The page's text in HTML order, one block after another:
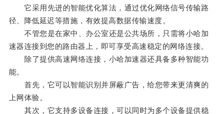
它采用先进的智能优化算法，通过优化网络信号传输路
径、降低延迟等措施，有效提高数据传输速度。
不管您是在家中、办公室还是公共场所，只需将小哈加
速器连接到您的路由器上，即可享受高速稳定的网络连接。
除了提供高速网络连接，小哈加速器还具备多种智能功
能。
首先，它可以智能识别并屏蔽广告，给您带来更清爽的
上网体验。
其次，它支持多设备连接，可以同时为多个设备提供稳